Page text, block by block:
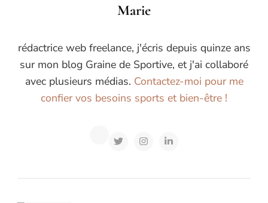
Marie
rédactrice web freelance, j'écris depuis quinze ans
sur mon blog Graine de Sportive, et j'ai collaboré
avec plusieurs médias. Contactez-moi pour me
confier vos besoins sports et bien-être !